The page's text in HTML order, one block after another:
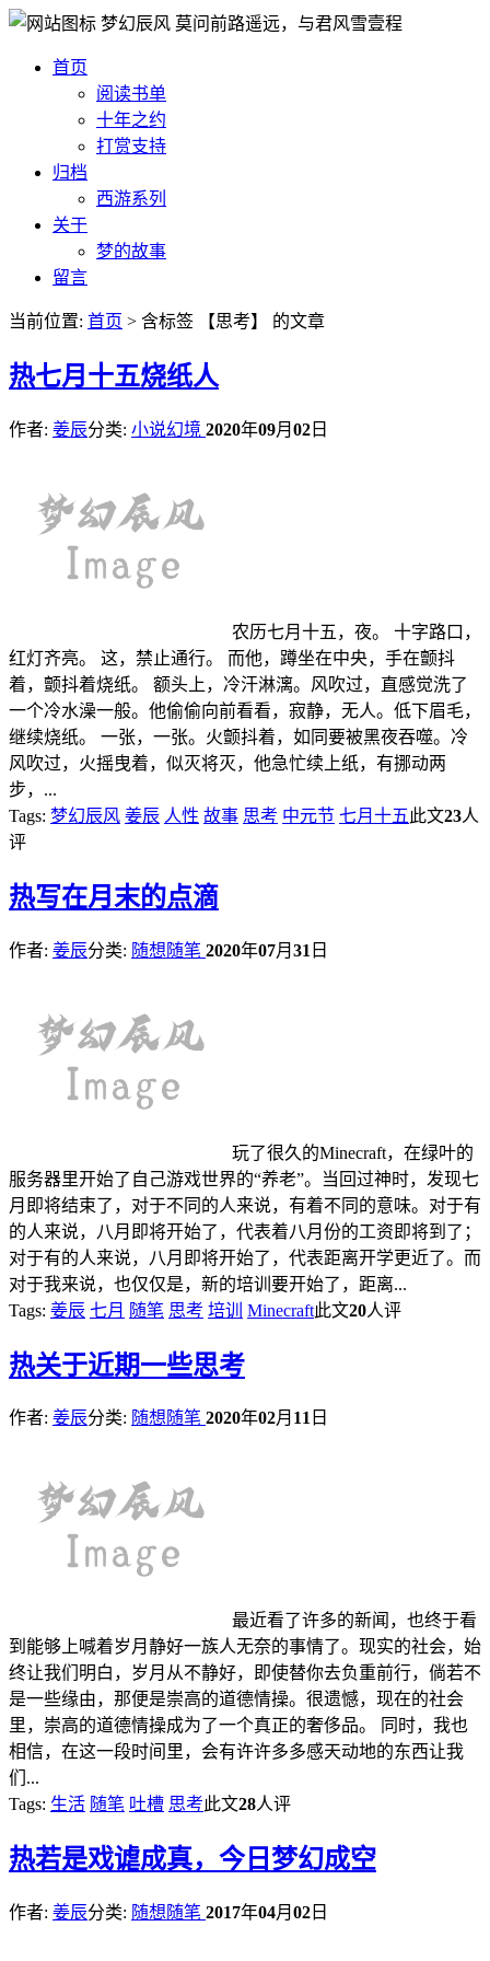
梦幻辰风 莫问前路遥远，与君风雪壹程
首页
阅读书单
十年之约
打赏支持
归档
西游系列
关于
梦的故事
留言
当前位置: 首页 > 含标签 【思考】 的文章
热七月十五烧纸人
作者: 姜辰分类: 小说幻境 2020年09月 02 日
农历七月十五，夜。 十字路口，
红灯齐亮。 这，禁止通行。 而他，蹲坐在中央，手在颤抖
着，颤抖着烧纸。 额头上，冷汗淋漓。风吹过，直感觉洗了
一个冷水澡一般。他偷偷向前看看，寂静，无人。低下眉毛，
继续烧纸。 一张，一张。火颤抖着，如同要被黑夜吞噬。冷
风吹过，火摇曳着，似灭将灭，他急忙续上纸，有挪动两
步，...
Tags: 梦幻辰风 姜辰 人性 故事 思考 中元节 七月十五 此文23人
评
热写在月末的点滴
作者: 姜辰分类: 随想随笔 2020年07月 31 日
玩了很久的Minecraft，在绿叶的
服务器里开始了自己游戏世界的“养老”。当回过神时，发现七
月即将结束了，对于不同的人来说，有着不同的意味。对于有
的人来说，八月即将开始了，代表着八月份的工资即将到了；
对于有的人来说，八月即将开始了，代表距离开学更近了。而
对于我来说，也仅仅是，新的培训要开始了，距离...
Tags: 姜辰 七月 随笔 思考 培训 Minecraft此文20人评
热关于近期一些思考
作者: 姜辰分类: 随想随笔 2020年02月 11 日
最近看了许多的新闻，也终于看
到能够上喊着岁月静好一族人无奈的事情了。现实的社会，始
终让我们明白，岁月从不静好，即使替你去负重前行，倘若不
是一些缘由，那便是崇高的道德情操。很遗憾，现在的社会
里，崇高的道德情操成为了一个真正的奢侈品。 同时，我也
相信，在这一段时间里，会有许许多多感天动地的东西让我
们...
Tags: 生活 随笔 吐槽 思考此文28人评
热若是戏谑成真，今日梦幻成空
作者: 姜辰分类: 随想随笔 2017年04月 02 日